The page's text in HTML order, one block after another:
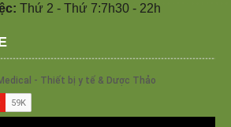
Thứ 2 - Thứ 7:7h30 - 22h